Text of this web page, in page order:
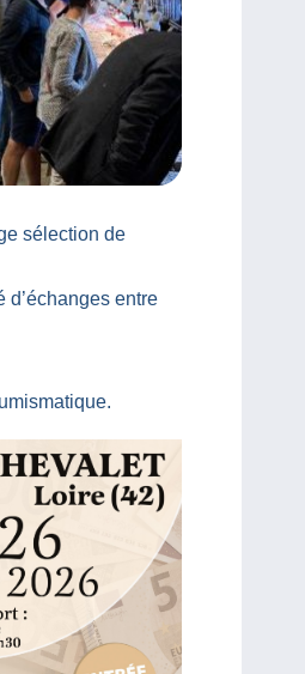
sélection de
d’échanges entre